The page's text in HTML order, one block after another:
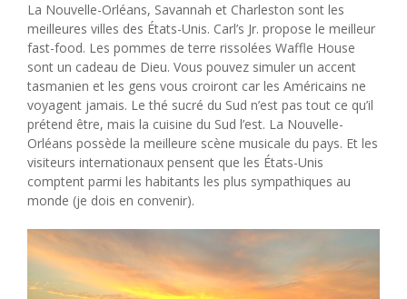
La Nouvelle-Orléans, Savannah et Charleston sont les
meilleures villes des États-Unis. Carl’s Jr. propose le meilleur
fast-food. Les pommes de terre rissolées Waffle House
sont un cadeau de Dieu. Vous pouvez simuler un accent
tasmanien et les gens vous croiront car les Américains ne
voyagent jamais. Le thé sucré du Sud n’est pas tout ce qu’il
prétend être, mais la cuisine du Sud l’est. La Nouvelle-
Orléans possède la meilleure scène musicale du pays. Et les
visiteurs internationaux pensent que les États-Unis
comptent parmi les habitants les plus sympathiques au
monde (je dois en convenir).